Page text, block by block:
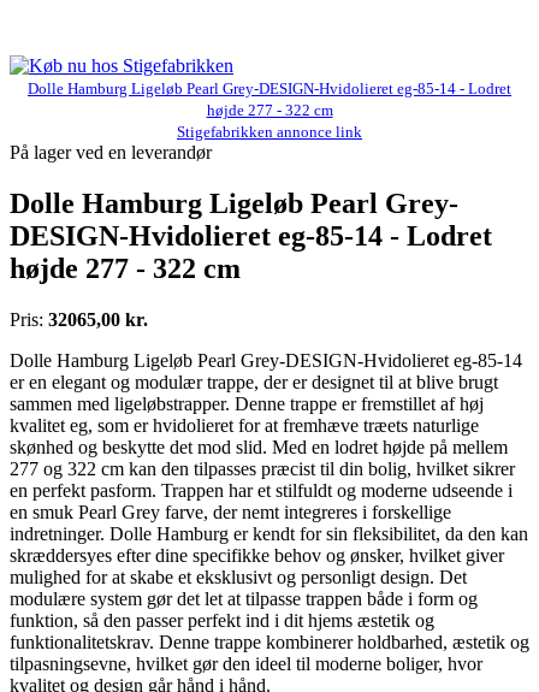
Dolle Hamburg Ligeløb Pearl Grey-DESIGN-Hvidolieret eg-85-14 - Lodret
højde 277 - 322 cm
Stigefabrikken annonce link
På lager ved en leverandør
Dolle Hamburg Ligeløb Pearl Grey-
DESIGN-Hvidolieret eg-85-14 - Lodret
højde 277 - 322 cm
Pris: 32065,00 kr.
Dolle Hamburg Ligeløb Pearl Grey-DESIGN-Hvidolieret eg-85-14
er en elegant og modulær trappe, der er designet til at blive brugt
sammen med ligeløbstrapper. Denne trappe er fremstillet af høj
kvalitet eg, som er hvidolieret for at fremhæve træets naturlige
skønhed og beskytte det mod slid. Med en lodret højde på mellem
277 og 322 cm kan den tilpasses præcist til din bolig, hvilket sikrer
en perfekt pasform. Trappen har et stilfuldt og moderne udseende i
en smuk Pearl Grey farve, der nemt integreres i forskellige
indretninger. Dolle Hamburg er kendt for sin fleksibilitet, da den kan
skræddersyes efter dine specifikke behov og ønsker, hvilket giver
mulighed for at skabe et eksklusivt og personligt design. Det
modulære system gør det let at tilpasse trappen både i form og
funktion, så den passer perfekt ind i dit hjems æstetik og
funktionalitetskrav. Denne trappe kombinerer holdbarhed, æstetik og
tilpasningsevne, hvilket gør den ideel til moderne boliger, hvor
kvalitet og design går hånd i hånd.